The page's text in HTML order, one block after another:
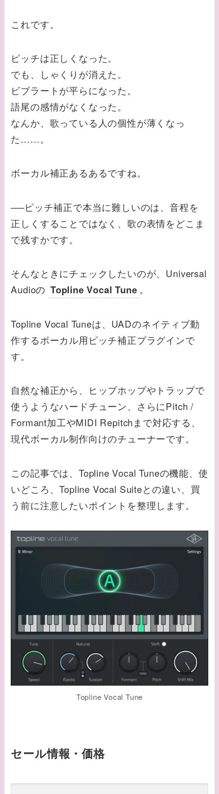
これです。
ピッチは正しくなった。
でも、しゃくりが消えた。
ビブラートが平らになった。
語尾の感情がなくなった。
なんか、歌っている人の個性が薄くなっ
た……。
ボーカル補正あるあるですね。
──ピッチ補正で本当に難しいのは、音程を
正しくすることではなく、歌の表情をどこま
で残すかです。
そんなときにチェックしたいのが、Universal
Audioの Topline Vocal Tune 。
Topline Vocal Tuneは、UADのネイティブ動
作するボーカル用ピッチ補正プラグインで
す。
自然な補正から、ヒップホップやトラップで
使うようなハードチューン、さらにPitch /
Formant加工やMIDI Repitchまで対応する、
現代ボーカル制作向けのチューナーです。
この記事では、Topline Vocal Tuneの機能、使
いどころ、Topline Vocal Suiteとの違い、買
う前に注意したいポイントを整理します。
Topline Vocal Tune
セール情報・価格